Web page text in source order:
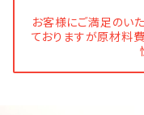
お客様にご満足のい
ておりますが原材料